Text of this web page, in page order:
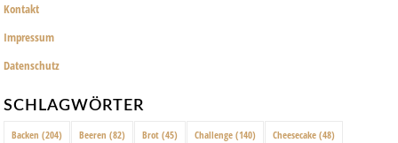
Kontakt
Impressum
Datenschutz
SCHLAGWÖRTER
Backen (204) Beeren (82) Brot (45) Challenge (140) Cheesecake (48)